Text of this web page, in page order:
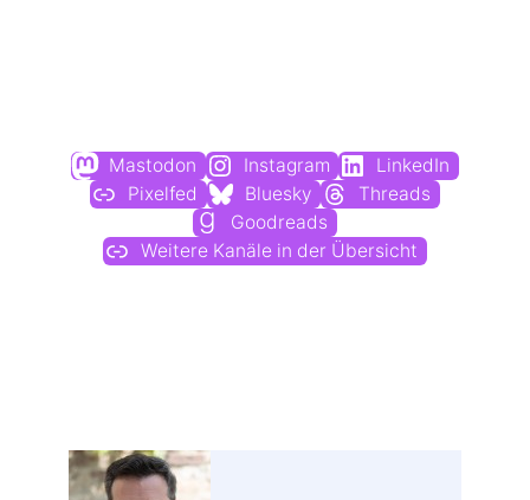
Mastodon Instagram
LinkedIn
Pixelfed
Bluesky
Threads
Goodreads
Weitere Kanäle in der Übersicht